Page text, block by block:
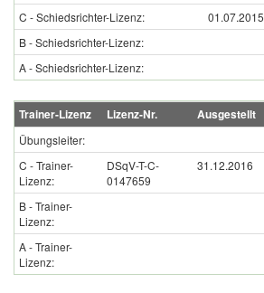
C - Schiedsrichter-Lizenz:
01.07.2015
B - Schiedsrichter-Lizenz:
A - Schiedsrichter-Lizenz:
Trainer-Lizenz Lizenz-Nr. Ausgestellt
Übungsleiter:
C - Trainer-
Lizenz:
DSqV-T-C-
0147659
31.12.2016
B - Trainer-
Lizenz:
A - Trainer-
Lizenz: